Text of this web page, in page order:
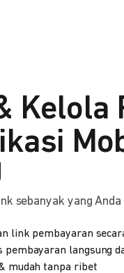
Kelola
sebanyak yang
link pembayaran
pembayaran langsung
mudah tanpa ribet